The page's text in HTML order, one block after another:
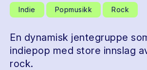
Indie Popmusikk Rock
En dynamisk jentegruppe
indiepop med store innslag
rock.